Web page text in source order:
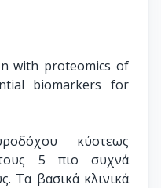
with proteomics of
biomarkers for
κύστεως
5 πιο συχνά
Τα βασικά κλινικά